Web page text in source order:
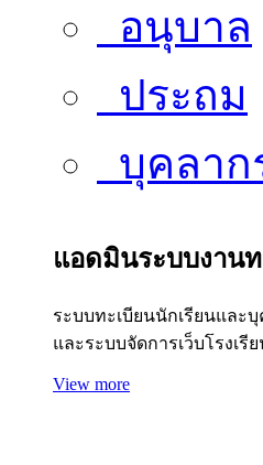
อนุบาล
ประถม
บุคลาก
แอดมินระบบงาน
ระบบทะเบียนนักเรียนและ
และระบบจัดการเว็บโรงเรี
View more